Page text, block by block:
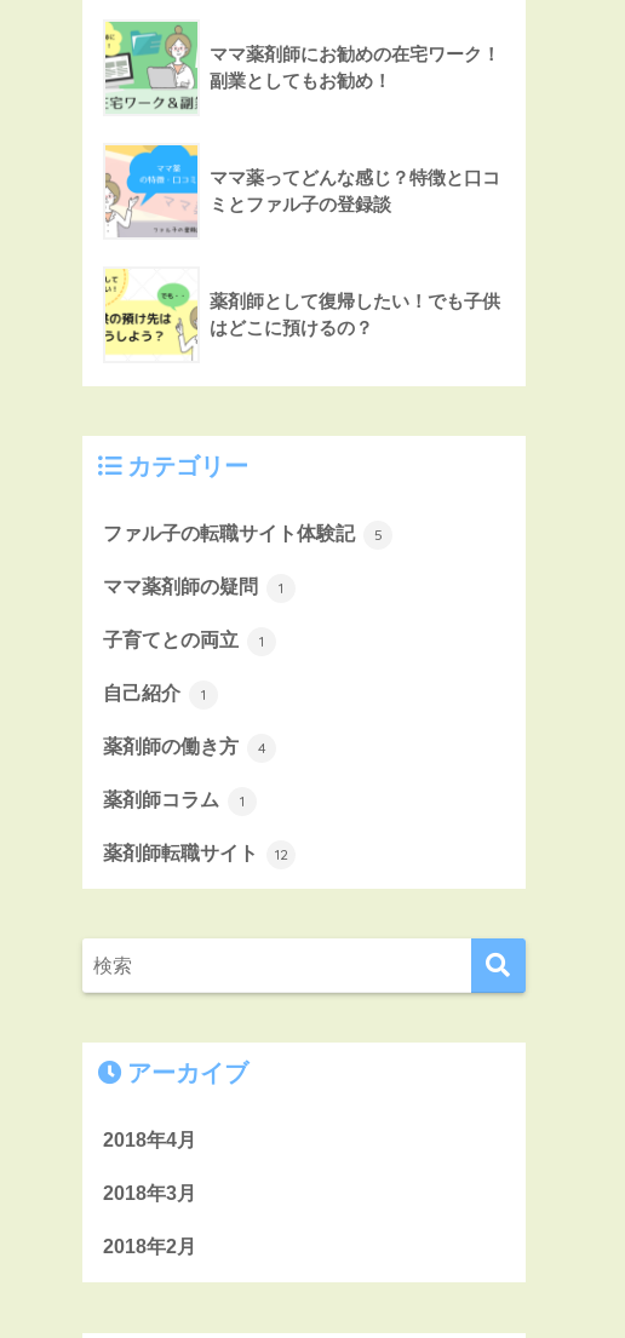
ママ薬剤師にお勧めの在宅ワーク！
副業としてもお勧め！
ママ薬ってどんな感じ？特徴と口コ
ミとファル子の登録談
薬剤師として復帰したい！でも子供
はどこに預けるの？
カテゴリー
ファル子の転職サイト体験記 5
ママ薬剤師の疑問 1
子育てとの両立 1
自己紹介 1
薬剤師の働き方 4
薬剤師コラム 1
薬剤師転職サイト 12
アーカイブ
2018年4月
2018年3月
2018年2月